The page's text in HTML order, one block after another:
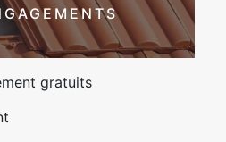
gratuits